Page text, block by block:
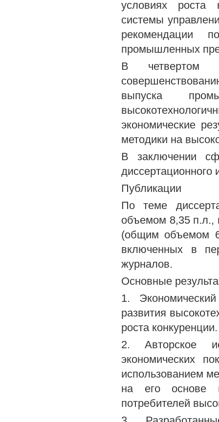
условиях роста
системы
рекомендации
промышленных
В четвертом
выпуска
экономические
методики на
В заключении
диссертационного
Публикации
По теме
объемом 8,35 п.л.,
(общим объемом
включенных в
журналов.
Основные
1.
развития
роста конкуренции.
2. Авторское
экономических
использованием
на его основе
потребителей